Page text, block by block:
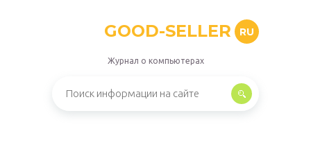
GOOD-SELLER RU
Журнал о компьютерах